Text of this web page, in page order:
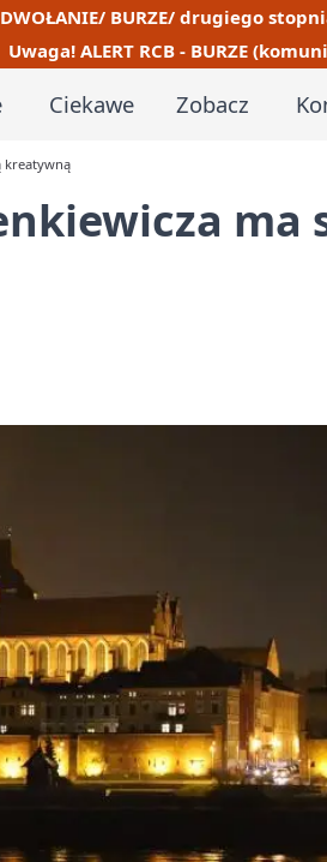
BURZE/ drugiego
Uwaga! ALERT RCB - BURZE
Ciekawe Zobacz
kreatywną
ma